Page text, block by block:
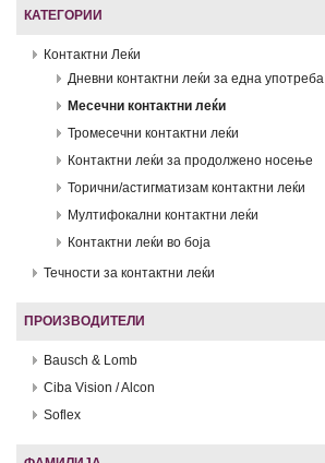
КАТЕГОРИИ
Контактни Леќи
Дневни контактни леќи за една употреба
Месечни контактни леќи
Тромесечни контактни леќи
Контактни леќи за продолжено носење
Торични/астигматизам контактни леќи
Мултифокални контактни леќи
Контактни леќи во боја
Течности за контактни леќи
ПРОИЗВОДИТЕЛИ
Bausch & Lomb
Ciba Vision / Alcon
Soflex